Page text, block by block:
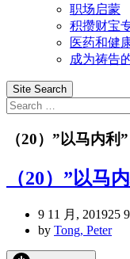
职场启蒙
积攒财宝
医药和健
成为祷告
Site Search
Search
for:
（20）”以马内利”
（20）”以马
9 11 月, 201925
by Tong, Peter